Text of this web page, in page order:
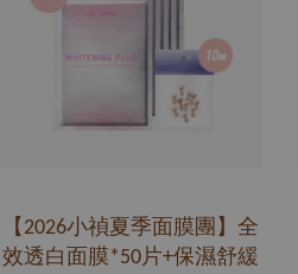
【2026小禎夏季面膜團】全
效透白面膜*50片+保濕舒緩